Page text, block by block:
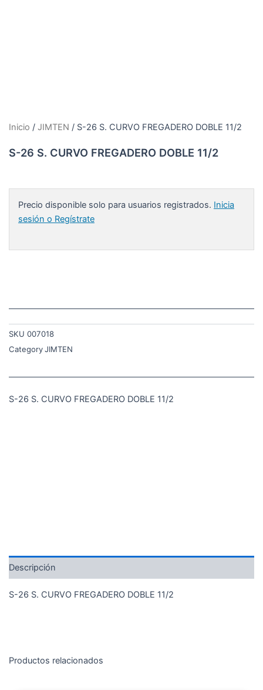
Inicio / JIMTEN / S-26 S. CURVO FREGADERO DOBLE 11/2
S-26 S. CURVO FREGADERO DOBLE 11/2
Precio disponible solo para usuarios registrados. Inicia
sesión o Regístrate
SKU 007018
CategoryJIMTEN
S-26 S. CURVO FREGADERO DOBLE 11/2
Descripción
S-26 S. CURVO FREGADERO DOBLE 11/2
Productos relacionados